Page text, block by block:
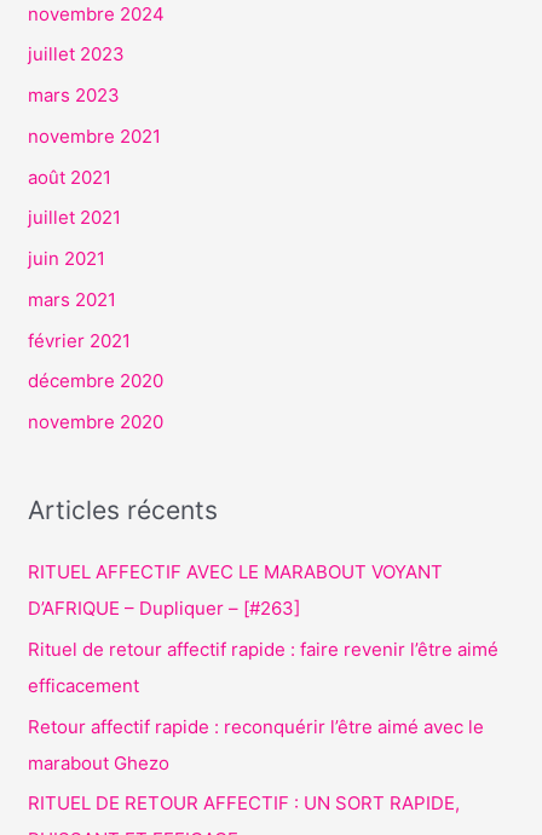
novembre 2024
juillet 2023
mars 2023
novembre 2021
août 2021
juillet 2021
juin 2021
mars 2021
février 2021
décembre 2020
novembre 2020
Articles récents
RITUEL AFFECTIF AVEC LE MARABOUT VOYANT
D’AFRIQUE – Dupliquer – [#263]
Rituel de retour affectif rapide : faire revenir l’être aimé
efficacement
Retour affectif rapide : reconquérir l’être aimé avec le
marabout Ghezo
RITUEL DE RETOUR AFFECTIF : UN SORT RAPIDE,